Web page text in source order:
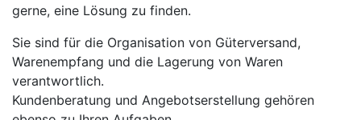
gerne, eine Lösung zu finden.
Sie sind für die Organisation von Güterversand,
Warenempfang und die Lagerung von Waren
verantwortlich.
Kundenberatung und Angebotserstellung gehören